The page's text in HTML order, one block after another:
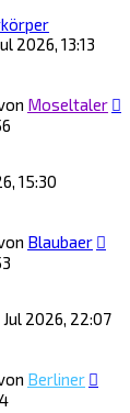
2026, 13:13
Moseltaler
15:30
Blaubaer
Jul 2026, 22:07
Berliner